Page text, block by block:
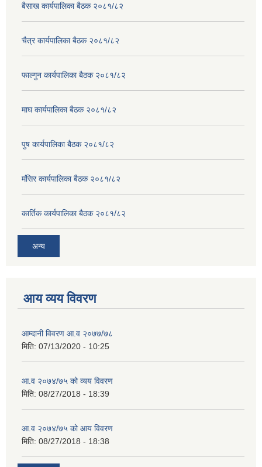
बैसाख कार्यपालिका बैठक २०८१/८२
चैत्र कार्यपालिका बैठक २०८१/८२
फाल्गुन कार्यपालिका बैठक २०८१/८२
माघ कार्यपालिका बैठक २०८१/८२
पुष कार्यपालिका बैठक २०८१/८२
मंसिर कार्यपालिका बैठक २०८१/८२
कार्तिक कार्यपालिका बैठक २०८१/८२
अन्य
आय व्यय विवरण
आम्दानी विवरण आ.व २०७७/७८
मिति: 07/13/2020 - 10:25
आ.व २०७४/७५ को व्यय विवरण
मिति: 08/27/2018 - 18:39
आ.व २०७४/७५ को आय विवरण
मिति: 08/27/2018 - 18:38